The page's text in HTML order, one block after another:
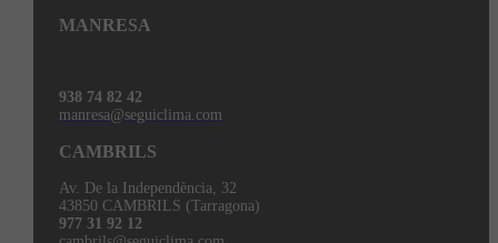
MANRESA
938 74 82 42
manresa@seguiclima.com
CAMBRILS
Av. De la Independència, 32
43850 CAMBRILS (Tarragona)
977 31 92 12